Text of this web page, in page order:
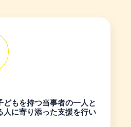
どもを持つ当事者の一人と
人に寄り添った支援を行い